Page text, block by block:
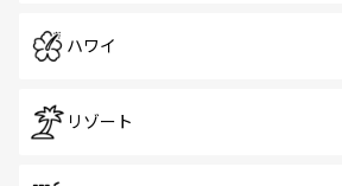
ハワイ
リゾート